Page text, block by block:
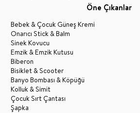
Öne Çıkanlar
Bebek & Çocuk Güneş Kremi
Onarıcı Stick & Balm
Sinek Kovucu
Emzik & Emzik Kutusu
Biberon
Bisiklet & Scooter
Banyo Bombası & Köpüğü
Kolluk & Simit
Çocuk Sırt Çantası
Şapka